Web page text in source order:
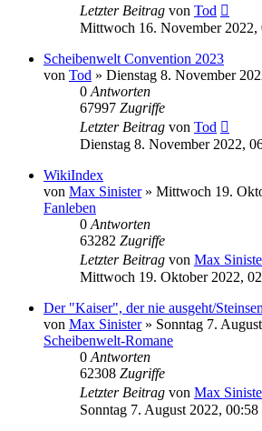
Letzter Beitrag von Tod
Mittwoch 16. November 2022,
Scheibenwelt Convention 2023
von Tod » Dienstag 8. November
0 Antworten
67997 Zugriffe
Letzter Beitrag von Tod
Dienstag 8. November 2022,
WikiIndex
von Max Sinister» Mittwoch 19.
Fanleben
0 Antworten
63282 Zugriffe
Letzter Beitrag von Max
Mittwoch 19. Oktober 2022,
Der "Kaiser", der nie ausgeht/
von Max Sinister» Sonntag 7.
Scheibenwelt-Romane
0 Antworten
62308 Zugriffe
Letzter Beitrag von Max
Sonntag 7. August 2022, 00:58